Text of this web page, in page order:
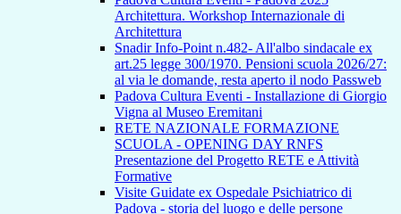
Architettura. Workshop Internazionale di
Architettura
Snadir Info-Point n.482- All'albo sindacale ex
art.25 legge 300/1970. Pensioni scuola 2026/27:
al via le domande, resta aperto il nodo Passweb
Padova Cultura Eventi - Installazione di Giorgio
Vigna al Museo Eremitani
RETE NAZIONALE FORMAZIONE
SCUOLA - OPENING DAY RNFS
Presentazione del Progetto RETE e Attività
Formative
Visite Guidate ex Ospedale Psichiatrico di
Padova - storia del luogo e delle persone